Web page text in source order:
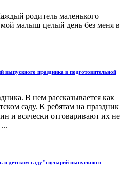
родитель маленького
мой малыш целый день без меня в
выпускного праздника в подготовительной
В нем рассказывается как
саду. К ребятам на праздник
и всячески отговаривают их не
в детском саду"сценарий выпускного